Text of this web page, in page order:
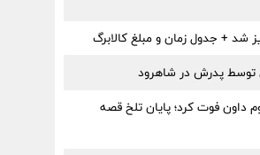
توسط پدرش در شاهرود
داون فوت کرد؛ پایان تلخ قصه